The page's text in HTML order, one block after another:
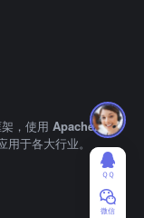
，使用 Apache2.0
于各大行业。
ＱＱ
微信